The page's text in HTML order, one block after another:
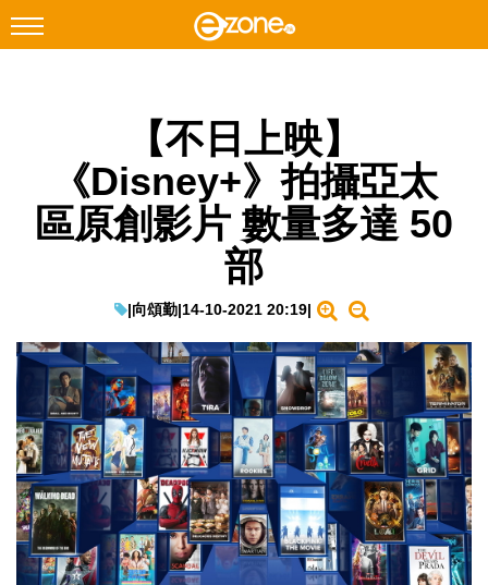
Instagram
科技焦點
網絡生活
EduTech
IT Times
生成式AI與雲端應用
Enterprise Digital Transformation
特集
【不日上映】
《Disney+》拍攝亞太
區原創影片 數量多達 50
部
|向頌勤|14-10-2021 20:19|